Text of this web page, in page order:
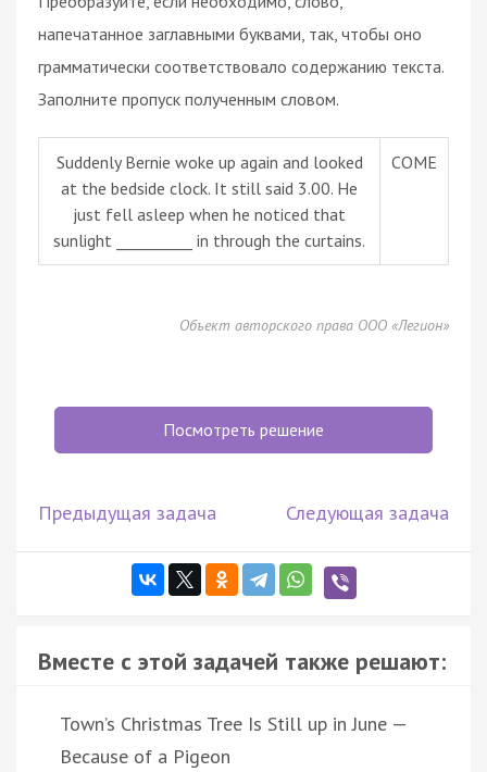
напечатанное заглавными буквами, так, чтобы оно
грамматически соответствовало содержанию текста.
Заполните пропуск полученным словом.
Suddenly Bernie woke up again and looked
at the bedside clock. It still said 3.00. He
just fell asleep when he noticed that
sunlight __________ in through the curtains.
COME
Объект авторского права ООО «Легион»
Посмотреть решение
Предыдущая задача Следующая задача
Вместе с этой задачей также решают:
Town’s Christmas Tree Is Still up in June —
Because of a Pigeon